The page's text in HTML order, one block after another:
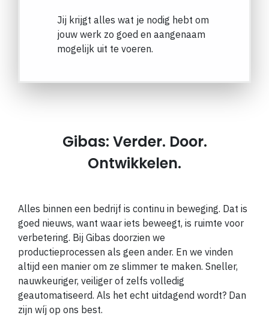
Jij krijgt alles wat je nodig hebt om
jouw werk zo goed en aangenaam
mogelijk uit te voeren.
Gibas: Verder. Door.
Ontwikkelen.
Alles binnen een bedrijf is continu in beweging. Dat is
goed nieuws, want waar iets beweegt, is ruimte voor
verbetering. Bij Gibas doorzien we
productieprocessen als geen ander. En we vinden
altijd een manier om ze slimmer te maken. Sneller,
nauwkeuriger, veiliger of zelfs volledig
geautomatiseerd. Als het echt uitdagend wordt? Dan
zijn wíj op ons best.